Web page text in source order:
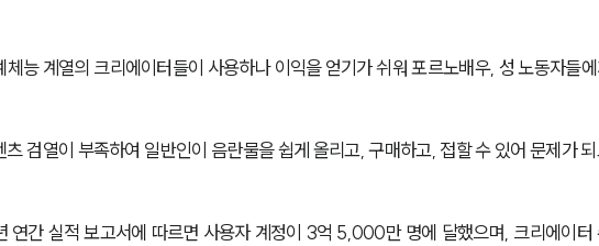
능 계열의 크리에이터들이 사용하나 이익을 얻기가 쉬워 포르노배우, 성 노동자들
검열이 부족하여 일반인이 음란물을 쉽게 올리고, 구매하고, 접할 수 있어 문제가
연간 실적 보고서에 따르면 사용자 계정이 3억 5,000만 명에 달했으며, 크리에이터